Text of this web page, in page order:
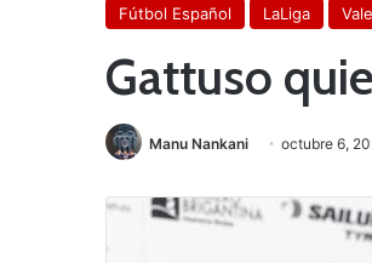
Fútbol Español LaLiga
Gattuso
Manu Nankani octubre 6,